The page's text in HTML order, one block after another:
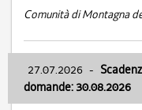
Comunità di Montagna
27.07.2026 -
domande: 30.08.2026